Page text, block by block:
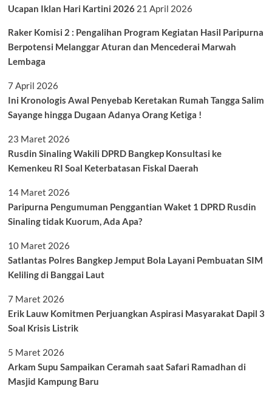
Ucapan Iklan Hari Kartini 2026 21 April 2026
Raker Komisi 2 : Pengalihan Program Kegiatan Hasil Paripurna
Berpotensi Melanggar Aturan dan Mencederai Marwah
Lembaga
7 April 2026
Ini Kronologis Awal Penyebab Keretakan Rumah Tangga Salim
Sayange hingga Dugaan Adanya Orang Ketiga !
23 Maret 2026
Rusdin Sinaling Wakili DPRD Bangkep Konsultasi ke
Kemenkeu RI Soal Keterbatasan Fiskal Daerah
14 Maret 2026
Paripurna Pengumuman Penggantian Waket 1 DPRD Rusdin
Sinaling tidak Kuorum, Ada Apa?
10 Maret 2026
Satlantas Polres Bangkep Jemput Bola Layani Pembuatan SIM
Keliling di Banggai Laut
7 Maret 2026
Erik Lauw Komitmen Perjuangkan Aspirasi Masyarakat Dapil 3
Soal Krisis Listrik
5 Maret 2026
Arkam Supu Sampaikan Ceramah saat Safari Ramadhan di
Masjid Kampung Baru